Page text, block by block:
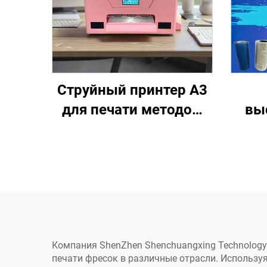
Струйный принтер A3
для печати методом
печати на одежде
Компания ShenZhen Shenchuangxing
печати фресок в различные отрасли.